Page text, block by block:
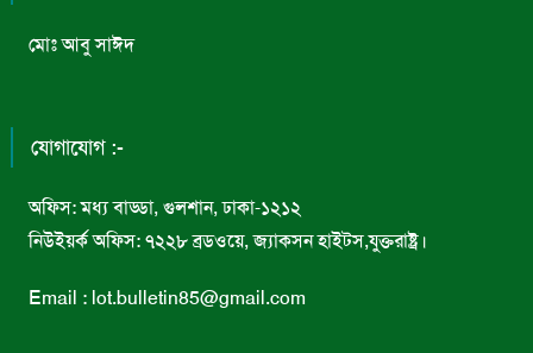
মোঃ আবু সাঈদ
যোগাযোগ :-
অফিস: মধ্য বাড্ডা, গুলশান, ঢাকা-১২১২
নিউইয়র্ক অফিস: ৭২২৮ ব্রডওয়ে, জ্যাকসন হাইটস,যুক্তরাষ্ট্র।
Email : lot.bulletin85@gmail.com